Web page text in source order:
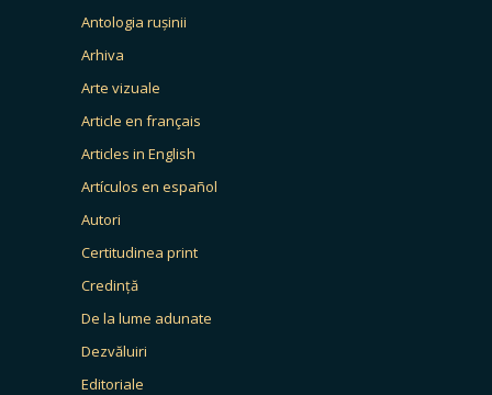
Antologia rușinii
Arhiva
Arte vizuale
Article en français
Articles in English
Artículos en español
Autori
Certitudinea print
Credință
De la lume adunate
Dezvăluiri
Editoriale